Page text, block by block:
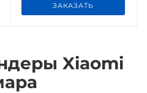
ЗАКАЗАТЬ
Xiaomi